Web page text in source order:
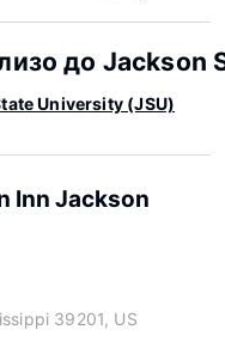
до Jackson
University (JSU)
Inn Jackson
39201, US